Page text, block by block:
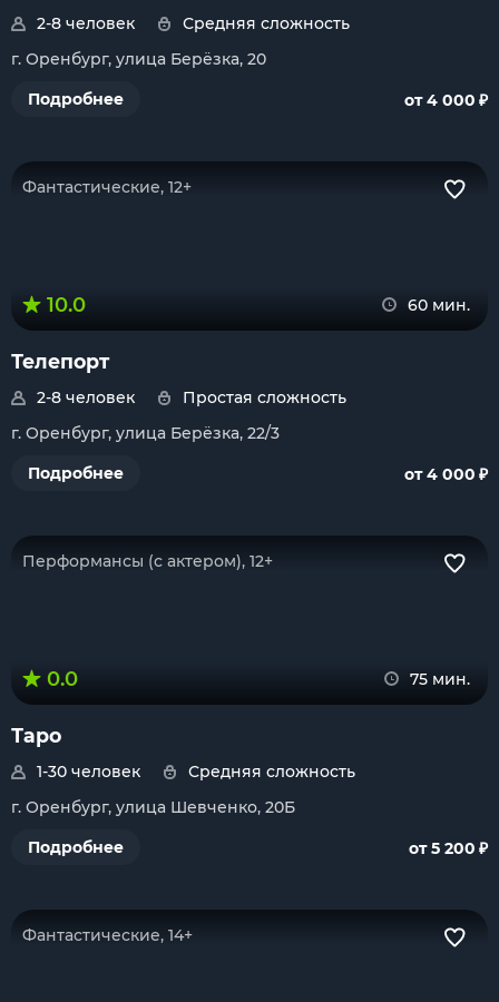
2-8 человек
Средняя сложность
г. Оренбург, улица Берёзка, 20
Подробнее
от 4 000 ₽
Фантастические, 12+
10.0 60 мин.
Телепорт
2-8 человек
Простая сложность
г. Оренбург, улица Берёзка, 22/3
Подробнее
от 4 000 ₽
Перформансы (с актером), 12+
0.0 75 мин.
Таро
1-30 человек
Средняя сложность
г. Оренбург, улица Шевченко, 20Б
Подробнее
от 5 200 ₽
Фантастические, 14+